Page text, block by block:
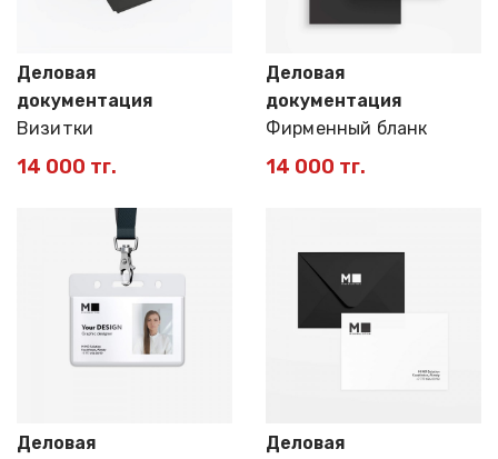
Деловая
документация
Визитки
14 000 тг.
Деловая
документация
Фирменный бланк
14 000 тг.
Деловая
Деловая